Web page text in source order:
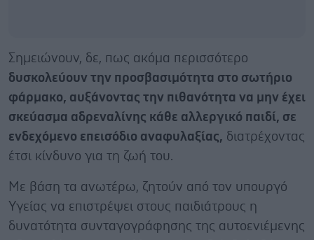
Σημειώνουν, δε, πως ακόμα περισσότερο
δυσκολεύουν την προσβασιμότητα στο σωτήριο
φάρμακο, αυξάνοντας την πιθανότητα να μην έχει
σκεύασμα αδρεναλίνης κάθε αλλεργικό παιδί, σε
ενδεχόμενο επεισόδιο αναφυλαξίας, διατρέχοντας
έτσι κίνδυνο για τη ζωή του.
Με βάση τα ανωτέρω, ζητούν από τον υπουργό
Υγείας να επιστρέψει στους παιδιάτρους η
δυνατότητα συνταγογράφησης της αυτοενιέμενης